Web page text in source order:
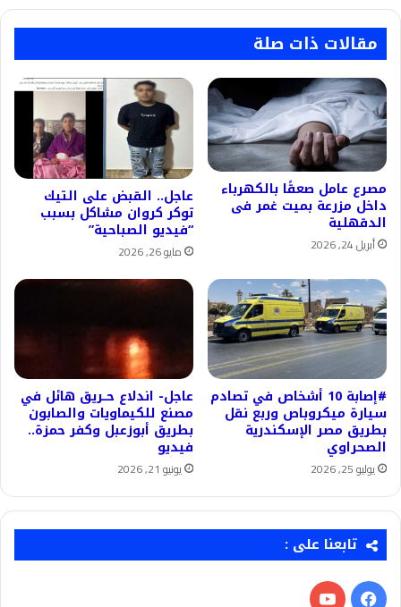
مقالات ذات صلة
مصرع عامل صعقًا بالكهرباء
داخل مزرعة بميت غمر فى
الدقهلية
أبريل 24, 2026
عاجل.. القبض على التيك
توكر كروان مشاكل بسبب
“فيديو الصباحية”
مايو 26, 2026
#إصابة 10 أشخاص في تصادم
سيارة ميكروباص وربع نقل
بطريق مصر الإسكندرية
الصحراوي
يوليو 25, 2026
عاجل- اندلاع حــريق هائل في
مصنع للكيماويات والصابون
بطريق أبوزعبل وكفر حمزة..
فيديو
يونيو 21, 2026
تابعنا على :
فيسبوك‫YouTube